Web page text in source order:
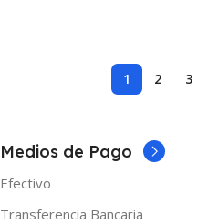
1 2 3
Medios de Pago
Efectivo
Transferencia Bancaria